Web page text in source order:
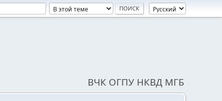
ВЧК ОГПУ НКВД МГБ